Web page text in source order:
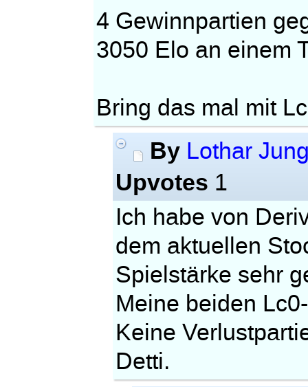
4 Gewinnpartien
3050 Elo an einem
Bring das mal mit
By Lothar
Upvotes 1
Ich habe von
dem aktuellen
Spielstärke sehr
Meine beiden
Keine
Detti.